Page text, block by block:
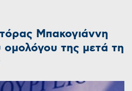
Μπακογιάννη
ομολόγου της μετά τη